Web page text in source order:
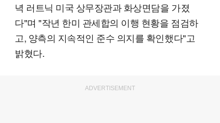
녁 러트닉 미국 상무장관과 화상면담을 가졌
다"며 "작년 한미 관세합의 이행 현황을 점검하
고, 양측의 지속적인 준수 의지를 확인했다"고
밝혔다.
ADVERTISEMENT